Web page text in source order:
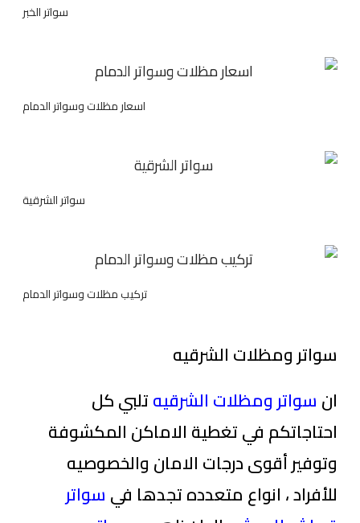
سواتر الخبر
اسعار مظلات وسواتر الدمام
سواتر الشرقية
تركيب مظلات وسواتر الدمام
سواتر ومظلات الشرقيه
ان سواتر ومظلات الشرقيهتلبي كل
احتاجاتكم في تغطية الاماكن المكشوفة
وتوفير أقوى درجات الامان والخصوصيه
للأفراد ، انواع متعدده تجدها في سواتر